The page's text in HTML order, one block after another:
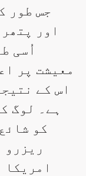
جس طور
اور
اُسی
معیشت پر
اس کے
کو
ریزرو